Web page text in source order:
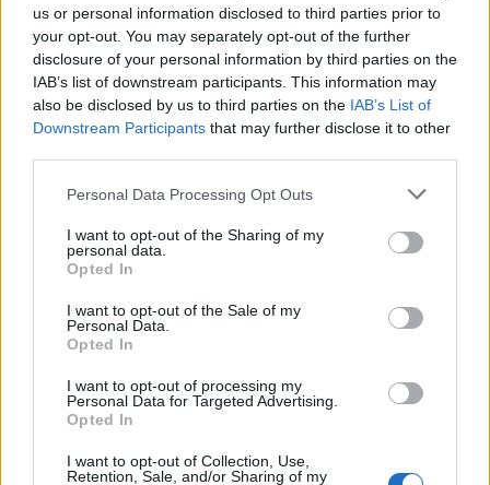
us or personal information disclosed to third parties prior to
your opt-out. You may separately opt-out of the further
disclosure of your personal information by third parties on the
IAB’s list of downstream participants. This information may
also be disclosed by us to third parties on the IAB’s List of
Downstream Participants that may further disclose it to other
Personal Data Processing Opt Outs
I want to opt-out of the Sharing of my
personal data.
Opted In
I want to opt-out of the Sale of my
Personal Data.
Opted In
I want to opt-out of processing my
Personal Data for Targeted Advertising.
Opted In
I want to opt-out of Collection, Use,
Retention, Sale, and/or Sharing of my
Under fjolåret sattes det nya försäljningsrekord och
bakom det antar man att såväl fotbolls-VM som den
att det blivit mindre fördelaktigt att köpa sin öl